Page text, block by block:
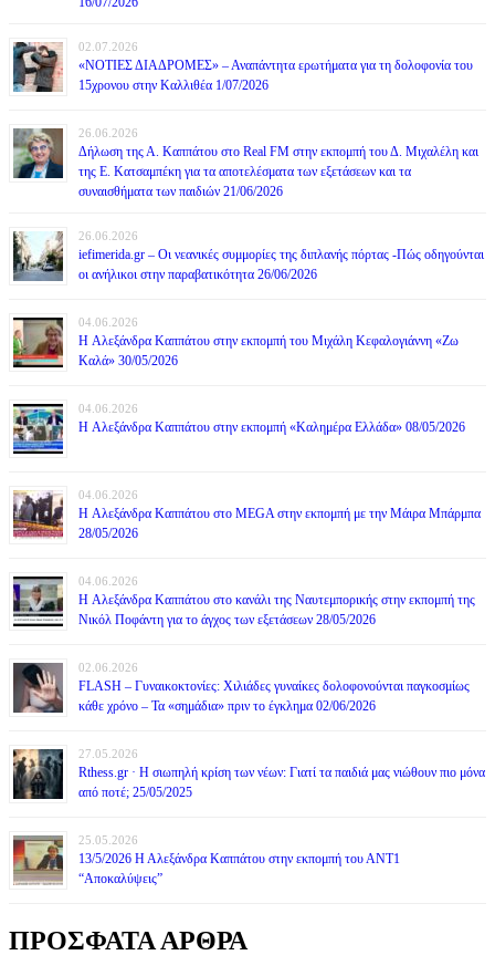
02.07.2026
«ΝΟΤΙΕΣ ΔΙΑΔΡΟΜΕΣ» – Αναπάντητα ερωτήματα για τη δολοφονία του
15χρονου στην Καλλιθέα 1/07/2026
26.06.2026
Δήλωση της Α. Καππάτου στο Real FM στην εκπομπή του Δ. Μιχαλέλη και
της Ε. Κατσαμπέκη για τα αποτελέσματα των εξετάσεων και τα
συναισθήματα των παιδιών 21/06/2026
26.06.2026
iefimerida.gr – Οι νεανικές συμμορίες της διπλανής πόρτας -Πώς οδηγούνται
οι ανήλικοι στην παραβατικότητα 26/06/2026
04.06.2026
H Αλεξάνδρα Καππάτου στην εκπομπή του Μιχάλη Κεφαλογιάννη «Ζω
Καλά» 30/05/2026
04.06.2026
H Αλεξάνδρα Καππάτου στην εκπομπή «Καλημέρα Ελλάδα» 08/05/2026
04.06.2026
H Αλεξάνδρα Καππάτου στο MEGA στην εκπομπή με την Μάιρα Mπάρμπα
28/05/2026
04.06.2026
H Αλεξάνδρα Καππάτου στο κανάλι της Ναυτεμπορικής στην εκπομπή της
Νικόλ Ποφάντη για το άγχος των εξετάσεων 28/05/2026
02.06.2026
FLASH – Γυναικοκτονίες: Χιλιάδες γυναίκες δολοφονούνται παγκοσμίως
κάθε χρόνο – Τα «σημάδια» πριν το έγκλημα 02/06/2026
27.05.2026
Rthess.gr · Η σιωπηλή κρίση των νέων: Γιατί τα παιδιά μας νιώθουν πιο μόνα
από ποτέ; 25/05/2025
25.05.2026
13/5/2026 Η Αλεξάνδρα Καππάτου στην εκπομπή του ΑΝΤ1
“Αποκαλύψεις”
ΠΡΟΣΦΑΤΑ ΑΡΘΡΑ